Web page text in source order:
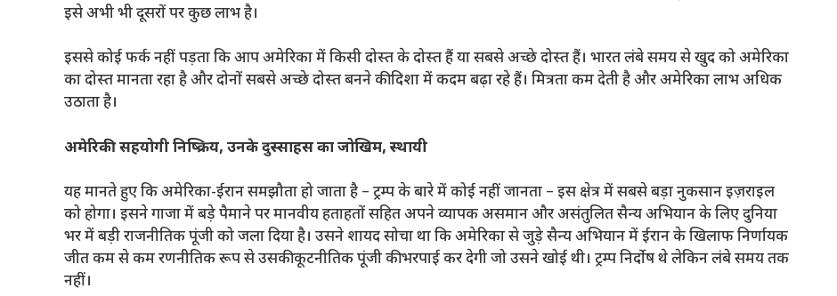
इसे अभी भी दूसरों पर कुछ लाभ है।
इससे कोई फर्क नहीं पड़ता कि आप अमेरिका में किसी दोस्त के दोस्त हैं या सबसे अच्छे दोस्त हैं। भारत लंबे समय से खुद को अमेरिका
का दोस्त मानता रहा है और दोनों सबसे अच्छे दोस्त बनने की दिशा में कदम बढ़ा रहे हैं। मित्रता कम देती है और अमेरिका लाभ अधिक
उठाता है।
अमेरिकी सहयोगी निष्क्रिय, उनके दुस्साहस का जोखिम, स्थायी
यह मानते हुए कि अमेरिका-ईरान समझौता हो जाता है – ट्रम्प के बारे में कोई नहीं जानता – इस क्षेत्र में सबसे बड़ा नुकसान इज़राइल
को होगा। इसने गाजा में बड़े पैमाने पर मानवीय हताहतों सहित अपने व्यापक असमान और असंतुलित सैन्य अभियान के लिए दुनिया
भर में बड़ी राजनीतिक पूंजी को जला दिया है। उसने शायद सोचा था कि अमेरिका से जुड़े सैन्य अभियान में ईरान के खिलाफ निर्णायक
जीत कम से कम रणनीतिक रूप से उसकी कूटनीतिक पूंजी की भरपाई कर देगी जो उसने खोई थी। ट्रम्प निर्दोष थे लेकिन लंबे समय तक
नहीं।